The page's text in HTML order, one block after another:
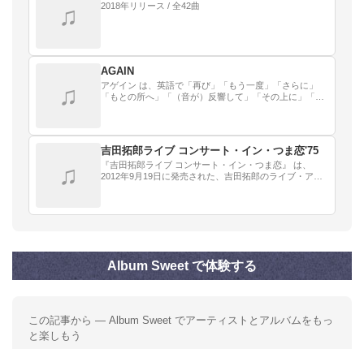
♫ 2018年リリース / 全42曲
♫
AGAIN
アゲイン は、英語で「再び」「もう一度」「さらに」
「もとの所へ」「（音が）反響して」「その上に」「と
♫
吉田拓郎ライブ コンサート・イン・つま恋'75
『吉田拓郎ライブ コンサート・イン・つま恋』 は、
2012年9月19日に発売された、吉田拓郎のライブ・アル
Album Sweet で体験する
この記事から — Album Sweet でアーティストとアルバムをもっ
と楽しもう